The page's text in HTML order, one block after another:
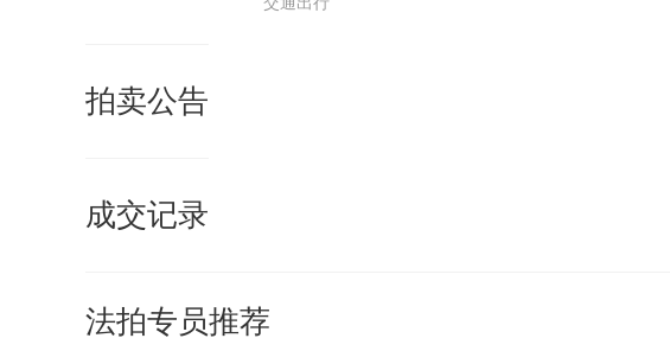
拍卖公告
成交记录
法拍专员推荐